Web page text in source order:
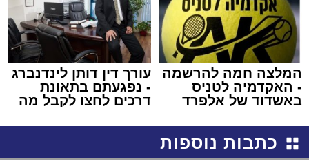
המלצה חמה להרשמה
- האקדמיה לטניס
באשדוד של אלפרד
עורך דין דותן לינדנברג
- נפגעתם בתאונת
דרכים לחצו לקבל מה
כתבות נוספות